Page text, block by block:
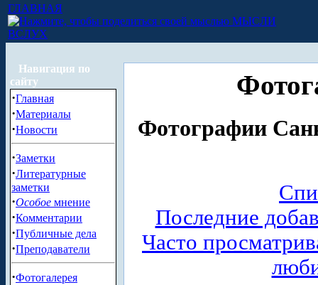
ГЛАВНАЯ
МЫСЛИ
ВСЛУХ
Навигация по
сайту
·Главная
·Материалы
·Новости
·Заметки
·Литературные
заметки
·Особое мнение
·Комментарии
·Публичные дела
·Преподаватели
·Фотогалерея
Фотографии
Последние
Часто